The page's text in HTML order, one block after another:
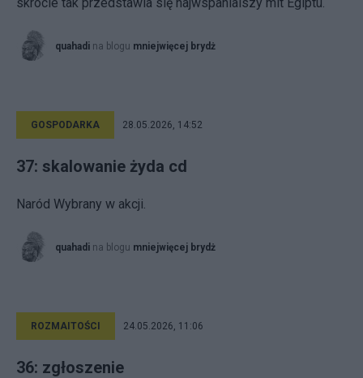
quahadi na blogu mniejwięcej brydż
GOSPODARKA 28.05.2026, 14:52
37: skalowanie żyda cd
Naród Wybrany w akcji.
quahadi na blogu mniejwięcej brydż
ROZMAITOŚCI 24.05.2026, 11:06
36: zgłoszenie